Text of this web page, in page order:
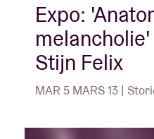
Expo:
Stijn Felix
MAR 5 MARS 13 |